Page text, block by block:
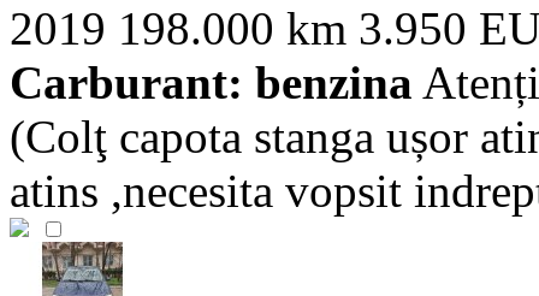
2019 198.000 km 3.950
Carburant: benzina
(Colţ capota stanga ușor
atins ,necesita vopsit